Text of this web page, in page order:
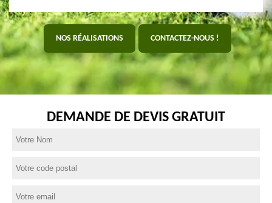
NOS RÉALISATIONS CONTACTEZ-NOUS !
DEMANDE DE DEVIS GRATUIT